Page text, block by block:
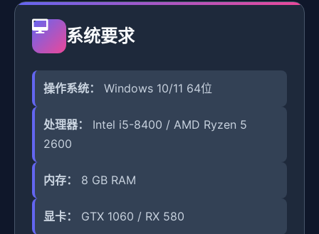
系统要求
操作系统： Windows 10/11 64位
处理器：
Intel i5-8400 / AMD Ryzen 5
2600
内存： 8 GB RAM
显卡： GTX 1060 / RX 580